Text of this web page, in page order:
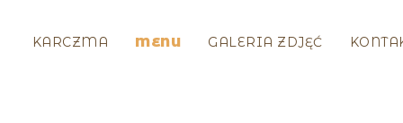
KARCZMA MENU GALERIA ZDJĘĆ